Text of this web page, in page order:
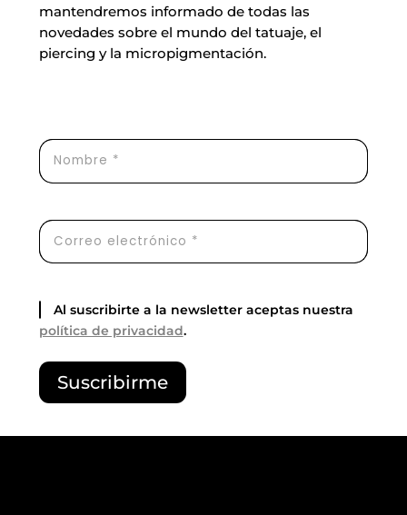
mantendremos informado de todas las
novedades sobre el mundo del tatuaje, el
piercing y la micropigmentación.
Al suscribirte a la newsletter aceptas nuestra
política de privacidad.
Por
favor,
este
Suscribirme